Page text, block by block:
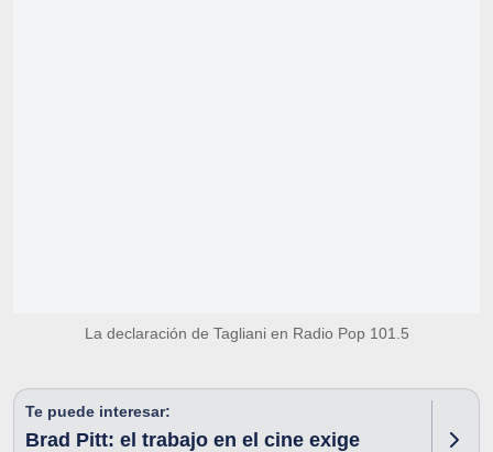
La declaración de Tagliani en Radio Pop 101.5
Te puede interesar:
Brad Pitt: el trabajo en el cine exige